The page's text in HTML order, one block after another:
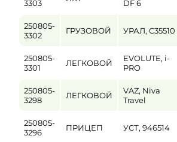
3303
DF 6
250805-
3302
ГРУЗОВОЙ УРАЛ, C35510
250805-
3301
ЛЕГКОВОЙ
EVOLUTE, i-
PRO
250805-
3298
ЛЕГКОВОЙ
VAZ, Niva
Travel
250805-
3296
ПРИЦЕП УСТ, 946514